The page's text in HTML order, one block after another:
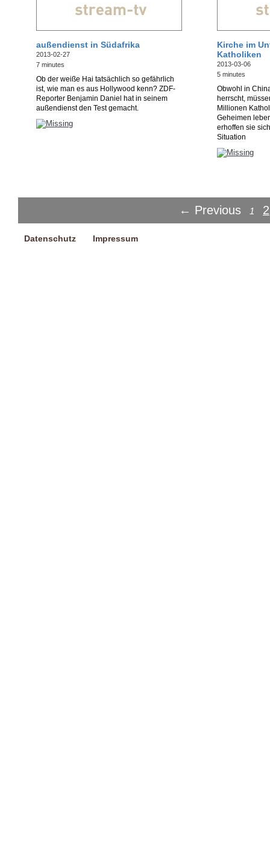
außendienst in Südafrika
2013-02-27
7 minutes
Ob der weiße Hai tatsächlich so gefährlich
ist, wie man es aus Hollywood kenn? ZDF-
Reporter Benjamin Daniel hat in seinem
außendienst den Test gemacht.
Kirche im
Katholiken
2013-03-06
5 minutes
Obwohl in
herrscht,
Millionen
Geheimen
erhoffen sie
Situation
← Previous 1 2
Datenschutz Impressum